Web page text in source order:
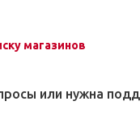
магазинов
или нужна